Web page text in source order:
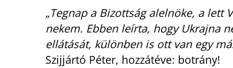
„Tegnap a Bizottság alelnöke, a
nekem. Ebben leírta, hogy Ukrajna
ellátását, különben is ott van egy
Szijjártó Péter, hozzátéve: botrány!